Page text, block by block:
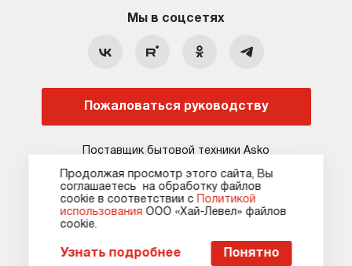
Краснодар
8 (800) 555-17-98 8 (812) 425-31-64
hello@asko-shop.ru
О компании Ремонт
Статьи и акции
Сервисные центры Кредит и рассрочка
Гарантия Карта сайта
Пожаловаться руководству
Мы в соцсетях
Пожаловаться руководству
Поставщик бытовой техники Asko
Политика конфиденциальности
Продолжая просмотр этого сайта, Вы
соглашаетесь на обработку файлов
сооkie в соответствии с
Политикой
использования ООО «Хай-Левел» файлов
сооkіе.
Узнать подробнее Понятно